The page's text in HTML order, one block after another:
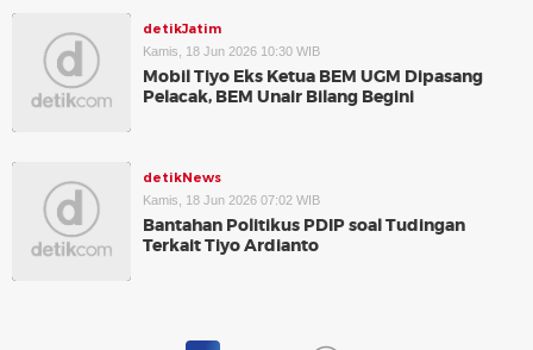
detikJatim
Kamis, 18 Jun 2026 10:30 WIB
Mobil Tiyo Eks Ketua BEM UGM Dipasang
Pelacak, BEM Unair Bilang Begini
detikNews
Kamis, 18 Jun 2026 07:02 WIB
Bantahan Politikus PDIP soal Tudingan
Terkait Tiyo Ardianto